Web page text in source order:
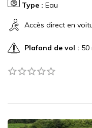
Type : Eau
Accès direct en
Plafond de vol : 50